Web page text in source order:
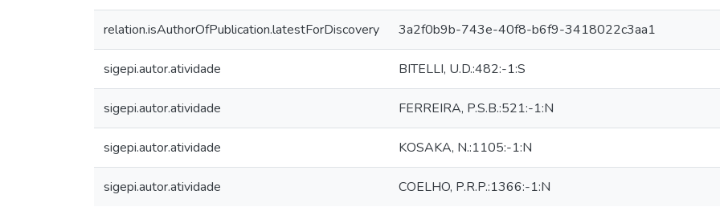
relation.isAuthorOfPublication.latestForDiscovery 3a2f0b9b-743e-40f8-b6f9-3418022c3aa1
sigepi.autor.atividade BITELLI, U.D.:482:-1:S
sigepi.autor.atividade FERREIRA, P.S.B.:521:-1:N
sigepi.autor.atividade KOSAKA, N.:1105:-1:N
sigepi.autor.atividade COELHO, P.R.P.:1366:-1:N